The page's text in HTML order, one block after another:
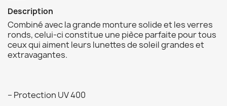
Description
Combiné avec la grande monture solide et les verres
ronds, celui-ci constitue une pièce parfaite pour tous
ceux qui aiment leurs lunettes de soleil grandes et
extravagantes.
– Protection UV 400